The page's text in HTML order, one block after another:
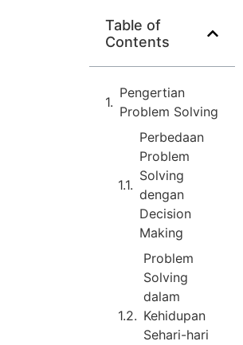
Table of
Contents
Pengertian
Problem Solving
Perbedaan
Problem
Solving
dengan
Decision
Making
Problem
Solving
dalam
Kehidupan
Sehari-hari